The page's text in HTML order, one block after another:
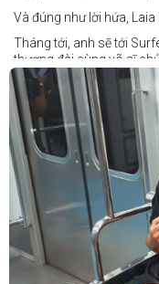
Và đúng như lời hứa,
Tháng tới, anh sẽ tới
thượng đài cùng võ sĩ
đánh giá là có thực lực
xứng.
Travers sở hữu nền tảng
xem là một võ sĩ giàu
trận đấu rất sít sao với
và Steve Spark.
Sau bảy năm rời xa võ
nay và ngay lập tức gây
ngay trong hiệp đầu tiên.
thăng tiến đó khi đối đầu
Tuy nhiên, Laia không